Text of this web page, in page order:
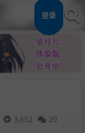
登录
3,652 20